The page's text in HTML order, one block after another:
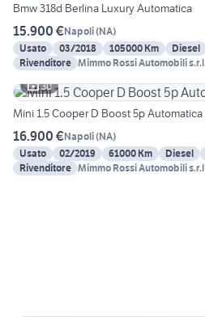
Bmw 318d Berlina Luxury Automatica
15.900 €Napoli(NA)
Usato
03/2018 105000 Km Diesel
Rivenditore Mimmo Rossi Automobili s.r.l
30
Mini 1.5 Cooper D Boost 5p Automatica
16.900 €Napoli(NA)
Usato
02/2019 61000 Km Diesel
Rivenditore Mimmo Rossi Automobili s.r.l